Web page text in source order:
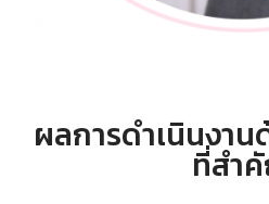
ผลการดำเนินงา
ที่สำ